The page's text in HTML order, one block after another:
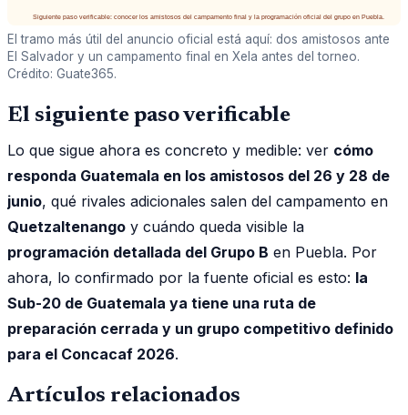
El tramo más útil del anuncio oficial está aquí: dos amistosos ante
El Salvador y un campamento final en Xela antes del torneo.
Crédito: Guate365.
El siguiente paso verificable
Lo que sigue ahora es concreto y medible: ver cómo
responda Guatemala en los amistosos del 26 y 28 de
junio, qué rivales adicionales salen del campamento en
Quetzaltenango y cuándo queda visible la
programación detallada del Grupo B en Puebla. Por
ahora, lo confirmado por la fuente oficial es esto: la
Sub-20 de Guatemala ya tiene una ruta de
preparación cerrada y un grupo competitivo definido
para el Concacaf 2026.
Artículos relacionados